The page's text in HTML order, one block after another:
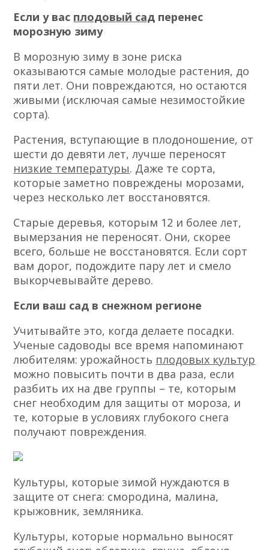
Если у вас плодовый сад перенес
морозную зиму
В морозную зиму в зоне риска
оказываются самые молодые растения, до
пяти лет. Они повреждаются, но остаются
живыми (исключая самые незимостойкие
сорта).
Растения, вступающие в плодоношение, от
шести до девяти лет, лучше переносят
низкие температуры. Даже те сорта,
которые заметно повреждены морозами,
через несколько лет восстановятся.
Старые деревья, которым 12 и более лет,
вымерзания не переносят. Они, скорее
всего, больше не восстановятся. Если сорт
вам дорог, подождите пару лет и смело
выкорчевывайте дерево.
Если ваш сад в снежном регионе
Учитывайте это, когда делаете посадки.
Ученые садоводы все время напоминают
любителям: урожайность плодовых культур
можно повысить почти в два раза, если
разбить их на две группы – те, которым
снег необходим для защиты от мороза, и
те, которые в условиях глубокого снега
получают повреждения.
Культуры, которые зимой нуждаются в
защите от снега: смородина, малина,
крыжовник, земляника.
Культуры, которые нормально выносят